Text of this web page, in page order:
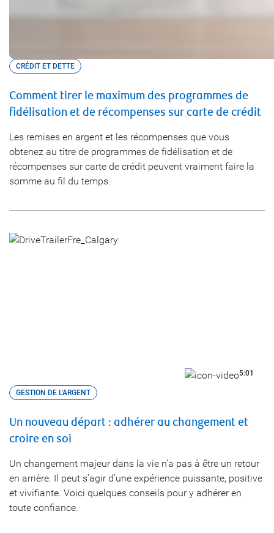
CRÉDIT ET DETTE
Comment tirer le maximum des programmes de
fidélisation et de récompenses sur carte de crédit
Les remises en argent et les récompenses que vous
obtenez au titre de programmes de fidélisation et de
récompenses sur carte de crédit peuvent vraiment faire la
somme au fil du temps.
5:01
GESTION DE L'ARGENT
Un nouveau départ : adhérer au changement et
croire en soi
Un changement majeur dans la vie n’a pas à être un retour
en arrière. Il peut s’agir d’une expérience puissante, positive
et vivifiante. Voici quelques conseils pour y adhérer en
toute confiance.